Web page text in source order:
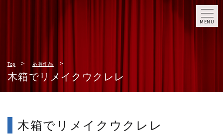
MENU
Top 応募作品
木箱でリメイクウクレレ
木箱でリメイクウクレレ